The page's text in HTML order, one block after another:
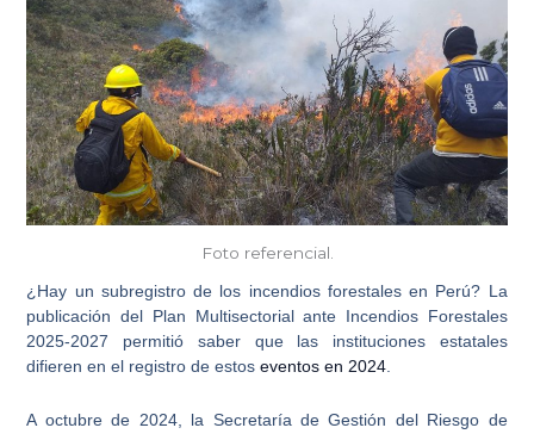
Foto referencial.
¿Hay un subregistro de los incendios forestalesen Perú? La
publicación del Plan Multisectorial ante Incendios Forestales
2025-2027 permitió saber que las instituciones estatales
difieren en el registro de estoseventos en 2024
A octubre de 2024, la Secretaría de Gestión del Riesgo de